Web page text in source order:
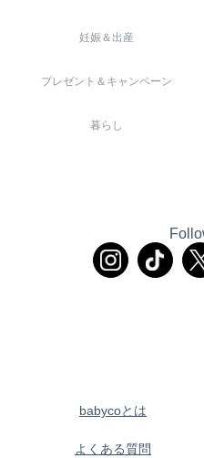
妊娠＆出産
プレゼント＆キャンペーン
暮らし
babycoとは
よくある質問